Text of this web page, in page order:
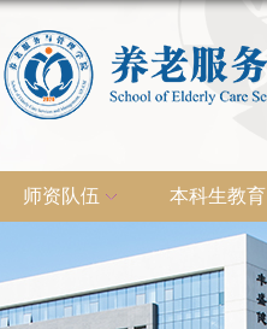
师资队伍 本科生教育